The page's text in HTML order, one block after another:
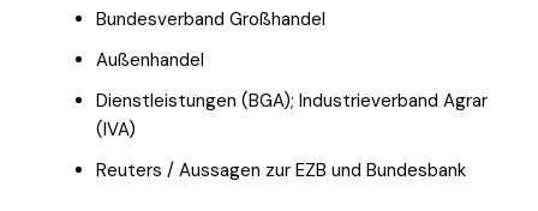
Bundesverband Großhandel
Außenhandel
Dienstleistungen (BGA); Industrieverband Agrar
(IVA)
Reuters / Aussagen zur EZB und Bundesbank